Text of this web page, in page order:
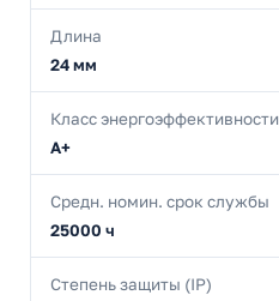
Длина
24 мм
Класс энергоэффективности
A+
Средн. номин. срок службы
25000 ч
Степень защиты (IP)